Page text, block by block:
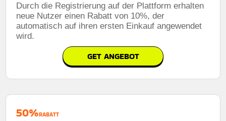
Durch die Registrierung auf der Plattform erhalten
neue Nutzer einen Rabatt von 10%, der
automatisch auf ihren ersten Einkauf angewendet
wird.
GET ANGEBOT
50%RABATT